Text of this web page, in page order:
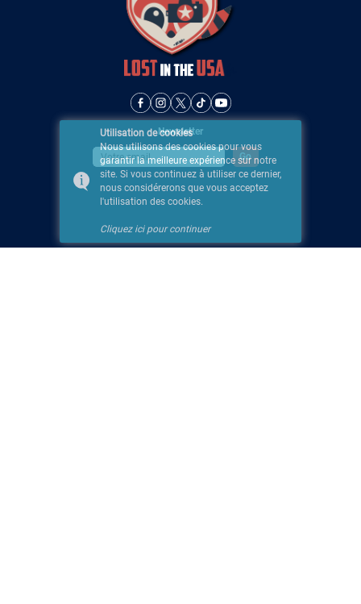
Newsletter
Utilisation de cookies
Nous utilisons des cookies pour vous
garantir la meilleure expérience sur notre
site. Si vous continuez à utiliser ce dernier,
nous considérerons que vous acceptez
l'utilisation des cookies.
Cliquez ici pour continuer